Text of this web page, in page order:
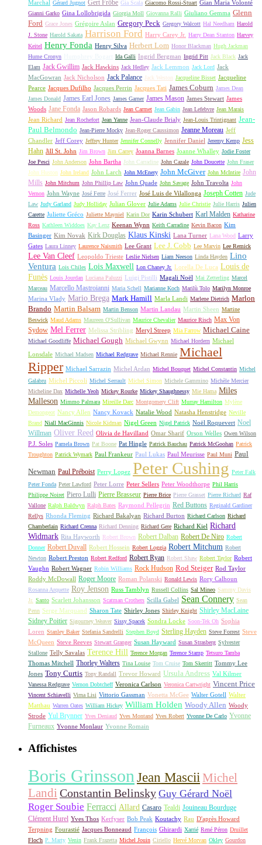
Marchal Gérard Jugnot Gert Fröbe Gia Scala Giacomo Rossi-Stuart Gian Maria Volonté
Gianni Garko Gina Lollobrigida Giorgia Moll Giovanna Ralli Giuliano Gemma Glenn
Ford Grace Jones Grégoire Aslan Gregory Peck Gregory Walcott Hal Needham Harold
J. Stone Harold Sakata Harrison Ford Harry Carey Jr. Harry Dean Stanton Harvey
Keitel Henry Fonda Henry Silva Herbert Lom Honor Blackman Hugh Jackman
Hume Cronyn
Ida Galli Ingrid Bergman Ingrid Pitt Jack Black Jack
Elam Jack Gwillim Jack Hawkins Jack Hedley Jack Lemmon Jack Lord Jack
MacGowran Jack Nicholson Jack Palance Jack Weston Jacqueline Bisset Jacqueline
Pearce Jacques Dufilho Jacques Perrin Jacques Tati James Coburn James Dean
James Donald James Earl Jones James Garner James Mason James Stewart James
Woods Jane Fonda Jason Robards Jean Carmet Jean Gabin Jean Lefebvre Jean Marais
Jean Richard Jean Rochefort Jean Yanne Jean-Claude Brialy Jean-Louis Trintignant Jean-
Paul Belmondo Jean-Pierre Mocky Jean-Roger Caussimon Jeanne Moreau Jeff
Chandler Jeff Corey Jeffrey Hunter Jennifer Connelly Jennifer Daniel Jeremy Kemp Jess
Hahn Jill St. John Jim Brown Jim Carrey Joanna Barnes Joanne Whalley Jodie Foster
Joe Pesci John Anderson John Bartha John Carradine John Cazale John Doucette John Fraser
John Huston John Ireland John Larch John McEnery John McGiver John McIntire John
Mills John Mitchum John Phillip Law John Quade John Savage John Travolta John
Vernon John Wayne José Ferre José Ferrer José Luis de Vilallonga Joseph Cotten Jude
Law Judy Garland Judy Holliday Julian Glover Julie Adams Julie Christie Julie Harris Julien
Carette Juliette Gréco Juliette Mayniel Karin Dor Karin Schubert Karl Malden Katharine
Ross Kathleen Widdoes Kay Lenz Keenan Wynn Keith Carradine Kevin Bacon Kim
Basinger Kim Novak Kirk Douglas Klaus Kinski Lana Turner Lana Wood Larry
Gates Laura Linney Laurence Naismith Lee Grant Lee J. Cobb Lee Marvin Lee Remick
Lee Van Cleef Leopoldo Trieste Leslie Nielsen Liam Neeson Linda Hayden Lino
Ventura Lois Chiles Lois Maxwell Lon Chaney Jr. Lorella De Luca Louis de
Funès Louis Jourdan Luciana Paluzzi Luigi Pistilli Magali Noël Mai Zetterling Marcel
Marceau Marcello Mastroianni Maria Schell Marianne Koch Marilù Tolo Marilyn Monroe
Marina Vlady Mario Brega Mark Hamill Marla Landi Marlene Dietrich Marlon
Brando Martin Balsam Martin Benson Martin Landau Martin Sheen Martine
Beswick Maud Adams Maureen O'Sullivan Maurice Chevalier Maurice Risch Max Von
Sydow Mel Ferrer Melissa Stribling Meryl Streep Mia Farrow Michael Caine
Michael Goodliffe Michael Gough Michael Gwynn Michael Hordern Michael
Lonsdale Michael Madsen Michael Redgrave Michael Rennie Michael
Ripper Michael Sarrazin Michel Ardan Michel Bouquet Michel Constantin Michel
Galabru Michel Piccoli Michel Serrault Michel Simon Michele Gammino Michèle Mercier
Micheline Dax Michelle Yeoh Mickey Rourke Mickey Shaughnessy Mie Hama Miles
Malleson Mimmo Palmara Mireille Darc Montgomery Clift Murray Hamilton Mylène
Demongeot Nancy Allen Nancy Kovack Natalie Wood Natasha Henstridge Neville
Brand Niall MacGinnis Nicole Kidman Nigel Green Nigel Patrick Noël Roquevert Noel
Willman Oliver Reed Olivia de Havilland Omar Sharif Orson Welles Owen Wilson
P.J. Soles Pamela Brown Pat Boone Pat Hingle Patrick Bauchau Patrick McGoohan Patrick
Troughton Patrick Wymark Paul Frankeur Paul Lukas Paul Meurisse Paul Muni Paul
Newman Paul Préboist Perry Lopez Peter Cushing Peter Falk
Peter Fonda Peter Lawford Peter Lorre Peter Sellers Peter Woodthorpe Phil Harris
Philippe Noiret Piero Lulli Pierre Brasseur Pierre Brice Pierre Grasset Pierre Richard Raf
Vallone Ralph Baldwyn Ralph Bates Raymond Pellegrin Red Buttons Reginald Gardiner
Rellys Rhonda Fleming Richard Bakalyan Richard Burton Richard Carlson Richard
Chamberlain Richard Crenna Richard Denning Richard Gere Richard Kiel Richard
Widmark Rita Hayworth Robert Brown Robert Dalban Robert De Niro Robert
Donner Robert Duvall Robert Hossein Robert Loggia Robert Mitchum Robert
Newton Robert Preston Robert Redford Robert Ryan Robert Shaw Robert Taylor Robert
Vaughn Robert Wagner Robin Williams Rock Hudson Rod Steiger Rod Taylor
Roddy McDowall Roger Moore Roman Polanski Ronald Lewis Rory Calhoun
Rosanna Arquette Roy Jenson Russ Tamblyn Russell Collins Sal Mineo Sammy Davis
Jr. Santo Scarlett Johansson Scatman Crothers Scilla Gabel Sean Connery Sean
Penn Serge Marquand Sharon Tate Shirley Jones Shirley Knight Shirley MacLaine
Sidney Poitier Sigourney Weaver Sissy Spacek Sondra Locke Soon-Tek Oh Sophia
Loren Stanley Baker Stefania Sandrelli Stephen Boyd Sterling Hayden Steve Forrest Steve
McQueen Steve Reeves Stewart Granger Susan Hayward Susan Strasberg Sylvester
Stallone Telly Savalas Terence Hill Terence Morgan Terence Stamp Tetsuro Tamba
Thomas Mitchell Thorley Walters Tina Louise Tom Cruise Tom Skerritt Tommy Lee
Jones Tony Curtis Tony Randall Trevor Howard Ursula Andress Val Kilmer
Vanessa Redgrave Vernon Dobtcheff Veronica Carlson Veronica Cartwright Vincent Price
Vincent Schiavelli Virna Lisi Vittorio Gassman Vonetta McGee Walter Gotell Walter
Matthau Warren Oates William Hickey William Holden Woody Allen Woody
Strode Yul Brynner Yves Deniaud Yves Montand Yves Robert Yvonne De Carlo Yvonne
Furneaux Yvonne Monlaur Yvonne Romain
Affichistes
Boris Grinsson Jean Mascii Michel
Landi Constantin Belinsky Guy Gérard Noël
Roger Soubie Ferracci Allard Casaro Tealdi Jouineau Bourduge
Clément Hurel Yves Thos Kerfyser Bob Peak Koutachy Rau D'après Howard
Terpning Fourastié Jacques Bonneaud François Ghirardi Xarrié René Péron Druillet
Floc'h P. Marty Venin Frank Frazetta Michel Jouin Ciriello Hervé Morvan Okley Gourdon